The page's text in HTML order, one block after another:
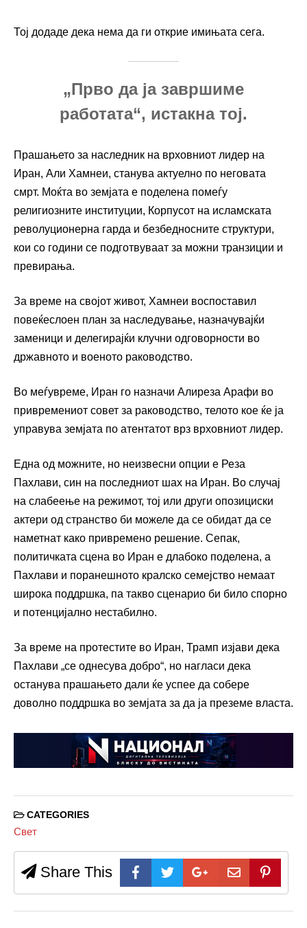
Тој додаде дека нема да ги открие имињата сега.
„Прво да ја завршиме
работата“, истакна тој.
Прашањето за наследник на врховниот лидер на
Иран, Али Хамнеи, станува актуелно по неговата
смрт. Моќта во земјата е поделена помеѓу
религиозните институции, Корпусот на исламската
револуционерна гарда и безбедносните структури,
кои со години се подготвуваат за можни транзиции и
превирања.
За време на својот живот, Хамнеи воспоставил
повеќеслоен план за наследување, назначувајќи
заменици и делегирајќи клучни одговорности во
државното и военото раководство.
Во меѓувреме, Иран го назначи Алиреза Арафи во
привремениот совет за раководство, телото кое ќе ја
управува земјата по атентатот врз врховниот лидер.
Една од можните, но неизвесни опции е Реза
Пахлави, син на последниот шах на Иран. Во случај
на слабеење на режимот, тој или други опозициски
актери од странство би можеле да се обидат да се
наметнат како привремено решение. Сепак,
политичката сцена во Иран е длабоко поделена, а
Пахлави и поранешното кралско семејство немаат
широка поддршка, па такво сценарио би било спорно
и потенцијално нестабилно.
За време на протестите во Иран, Трамп изјави дека
Пахлави „се однесува добро“, но нагласи дека
останува прашањето дали ќе успее да собере
доволно поддршка во земјата за да ја преземе власта.
CATEGORIES
Свет
Share This